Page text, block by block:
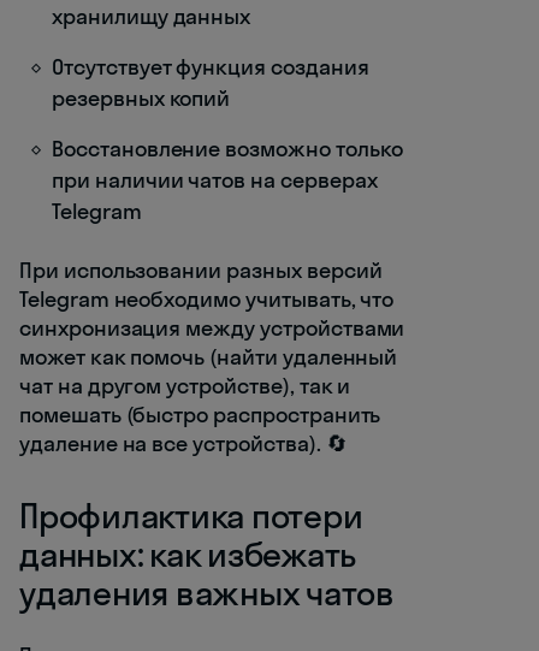
хранилищу данных
Отсутствует функция создания
резервных копий
Восстановление возможно только
при наличии чатов на серверах
Telegram
При использовании разных версий
Telegram необходимо учитывать, что
синхронизация между устройствами
может как помочь (найти удаленный
чат на другом устройстве), так и
помешать (быстро распространить
удаление на все устройства). 🔄
Профилактика потери
данных: как избежать
удаления важных чатов